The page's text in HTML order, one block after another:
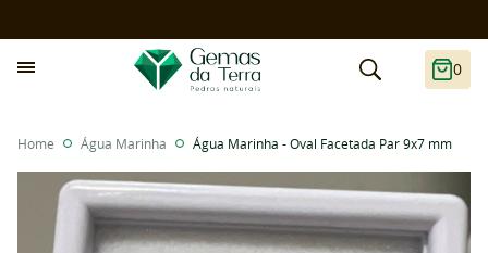
0
Home Água Marinha Água Marinha - Oval Facetada Par 9x7 mm